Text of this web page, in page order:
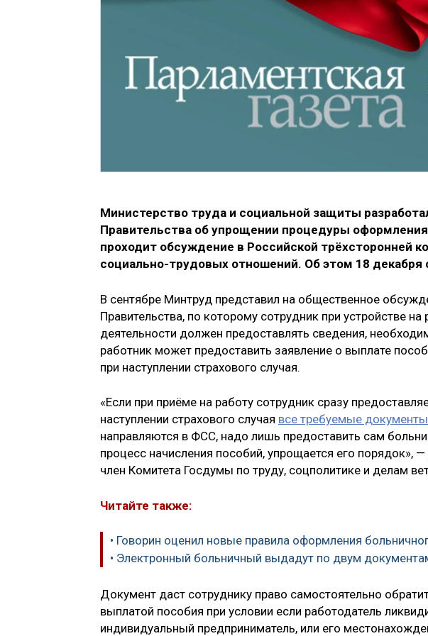
Министерство труда и социальной защиты
Правительства об упрощении процедуры
проходит обсуждение в Российской трёхсторонней
социально-трудовых отношений. Об этом 18 декабря
В сентябре Минтруд представил на общественное
Правительства, по которому сотрудник при устройстве
деятельности должен предоставлять сведения,
работник может предоставить заявление о выплате
при наступлении страхового случая.
«Если при приёме на работу сотрудник сразу
наступлении страхового случая все требуемые
направляются в ФСС, надо лишь предоставить сам
процесс начисления пособий, упрощается его порядок»,
член Комитета Госдумы по труду, соцполитике и делам
Читайте также:
• Говорин оценил новые правила оформления
• Электронный больничный выдадут по двум
Документ даст сотруднику право самостоятельно
выплатой пособия при условии если работодатель
индивидуальный предприниматель, или его